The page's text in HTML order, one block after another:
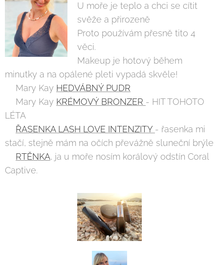
U moře je teplo a chci se cítit
svěže a přirozeně 😉
Proto používám přesně tito 4
věci.
Makeup je hotový během
minutky a na opálené pleti vypadá skvěle!
💋Mary Kay HEDVÁBNÝ PUDR
💋Mary Kay KRÉMOVÝ BRONZER - HIT TOHOTO
LÉTA☀️
ŘASENKA LASH LOVE INTENZITY - řasenka mi
stačí, stejně mám na očích převážně sluneční brýle
RTĚNKA, ja u moře nosím korálový odstín Coral
Captive.